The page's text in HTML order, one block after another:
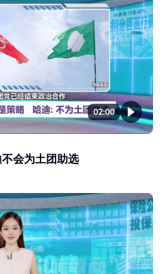
02:00
会为土团助选